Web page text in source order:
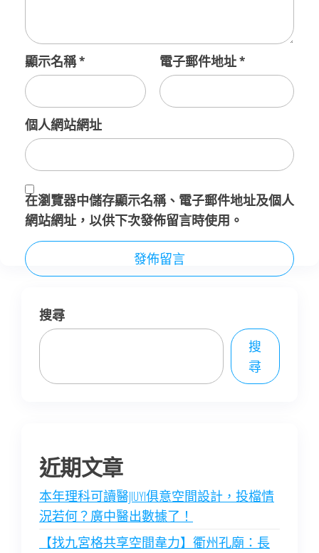
顯示名稱* 電子郵件地址*
個人網站網址
在瀏覽器中儲存顯示名稱、電子郵件地址及個人
網站網址，以供下次發佈留言時使用。
搜尋
搜
尋
近期文章
本年理科可讀醫JIUYI俱意空間設計，投檔情
況若何？廣中醫出數據了！
【找九宮格共享空間韋力】衢州孔廟：長